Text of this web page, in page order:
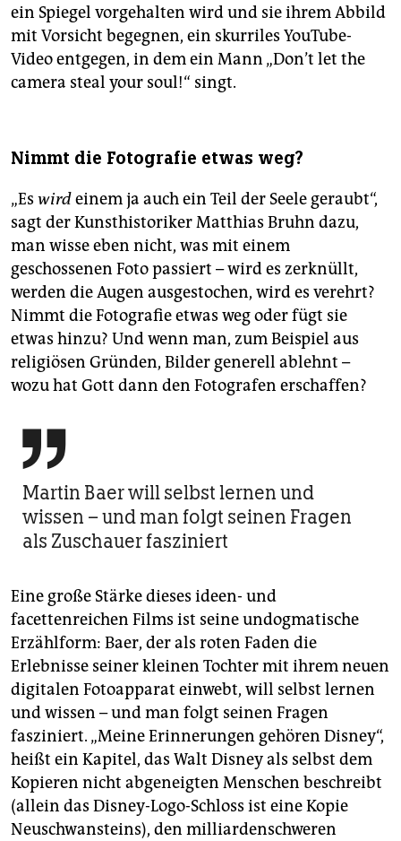
ein Spiegel vorgehalten wird und sie ihrem Abbild
mit Vorsicht begegnen, ein skurriles YouTube-
Video entgegen, in dem ein Mann „Don’t let the
camera steal your soul!“ singt.
Nimmt die Fotografie etwas weg?
„Es wirdeinem ja auch ein Teil der Seele geraubt“,
sagt der Kunsthistoriker Matthias Bruhn dazu,
man wisse eben nicht, was mit einem
geschossenen Foto passiert – wird es zerknüllt,
werden die Augen ausgestochen, wird es verehrt?
Nimmt die Fotografie etwas weg oder fügt sie
etwas hinzu? Und wenn man, zum Beispiel aus
religiösen Gründen, Bilder generell ablehnt –
wozu hat Gott dann den Fotografen erschaffen?

Martin Baer will selbst lernen und
wissen – und man folgt seinen Fragen
als Zuschauer fasziniert
Eine große Stärke dieses ideen- und
facettenreichen Films ist seine undogmatische
Erzählform: Baer, der als roten Faden die
Erlebnisse seiner kleinen Tochter mit ihrem neuen
digitalen Fotoapparat einwebt, will selbst lernen
und wissen – und man folgt seinen Fragen
fasziniert. „Meine Erinnerungen gehören Disney“,
heißt ein Kapitel, das Walt Disney als selbst dem
Kopieren nicht abgeneigten Menschen beschreibt
(allein das Disney-Logo-Schloss ist eine Kopie
Neuschwansteins), den milliardenschweren